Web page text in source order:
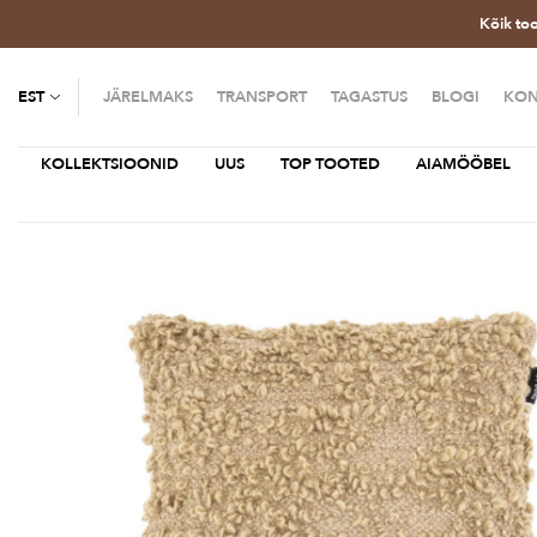
Kõik
EST JÄRELMAKS TRANSPORT TAGASTUS BLOGI
KOLLEKTSIOONID UUS TOP TOOTED AIAMÖÖBEL